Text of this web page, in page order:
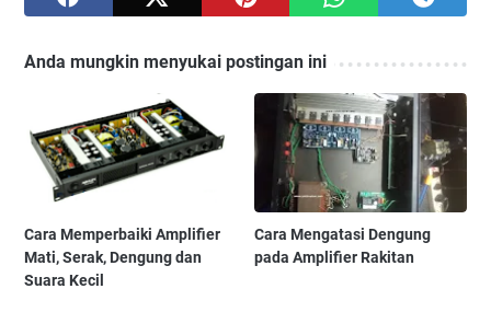
Anda mungkin menyukai postingan ini
Cara Memperbaiki Amplifier
Mati, Serak, Dengung dan
Suara Kecil
Cara Mengatasi Dengung
pada Amplifier Rakitan